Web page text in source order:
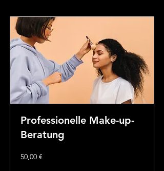
Professionelle Make-up-
Beratung
50,00 €